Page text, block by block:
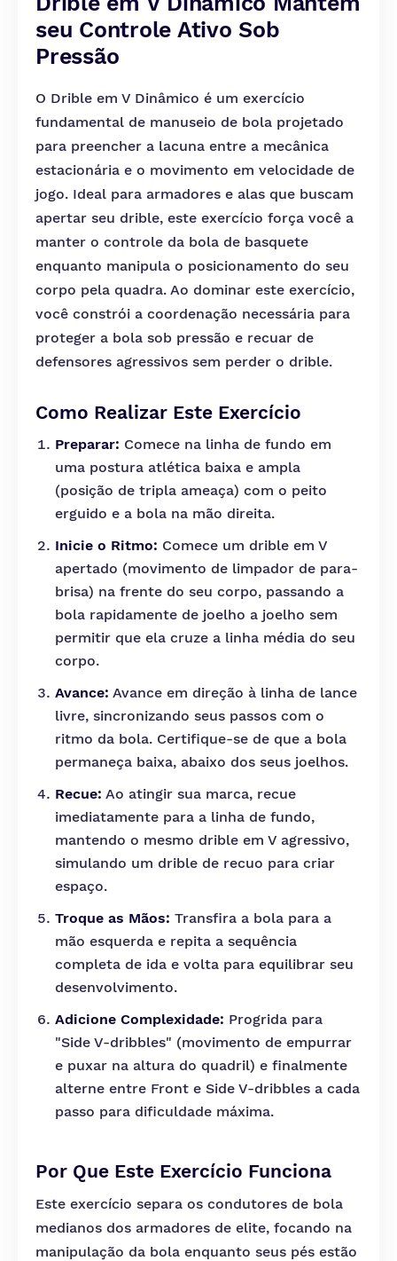
seu Controle Ativo Sob
Pressão
O Drible em V Dinâmico é um exercício
fundamental de manuseio de bola projetado
para preencher a lacuna entre a mecânica
estacionária e o movimento em velocidade de
jogo. Ideal para armadores e alas que buscam
apertar seu drible, este exercício força você a
manter o controle da bola de basquete
enquanto manipula o posicionamento do seu
corpo pela quadra. Ao dominar este exercício,
você constrói a coordenação necessária para
proteger a bola sob pressão e recuar de
defensores agressivos sem perder o drible.
Como Realizar Este Exercício
Preparar: Comece na linha de fundo em
uma postura atlética baixa e ampla
(posição de tripla ameaça) com o peito
erguido e a bola na mão direita.
Inicie o Ritmo: Comece um drible em V
apertado (movimento de limpador de para-
brisa) na frente do seu corpo, passando a
bola rapidamente de joelho a joelho sem
permitir que ela cruze a linha média do seu
corpo.
Avance: Avance em direção à linha de lance
livre, sincronizando seus passos com o
ritmo da bola. Certifique-se de que a bola
permaneça baixa, abaixo dos seus joelhos.
Recue: Ao atingir sua marca, recue
imediatamente para a linha de fundo,
mantendo o mesmo drible em V agressivo,
simulando um drible de recuo para criar
espaço.
Troque as Mãos: Transfira a bola para a
mão esquerda e repita a sequência
completa de ida e volta para equilibrar seu
desenvolvimento.
Adicione Complexidade: Progrida para
"Side V-dribbles" (movimento de empurrar
e puxar na altura do quadril) e finalmente
alterne entre Front e Side V-dribbles a cada
passo para dificuldade máxima.
Por Que Este Exercício Funciona
Este exercício separa os condutores de bola
medianos dos armadores de elite, focando na
manipulação da bola enquanto seus pés estão